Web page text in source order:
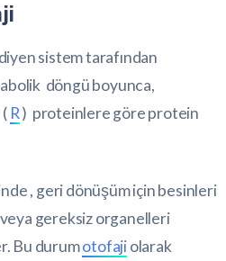
sistem tarafından
döngü boyunca,
R) proteinlere göre protein
, geri dönüşüm için besinleri
veya gereksiz organelleri
Bu durumotofajiolarak